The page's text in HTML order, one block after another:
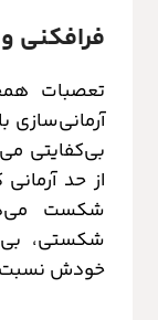
فرافکنی
تعصبات
بی‌کفایتی
از حد
شکست
شکستی،
خودش